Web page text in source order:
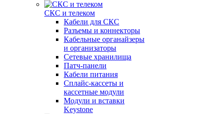
СКС и телеком
Кабели для СКС
Разъемы и коннекторы
Кабельные органайзеры
и организаторы
Сетевые хранилища
Патч-панели
Кабели питания
Сплайс-кассеты и
кассетные модули
Модули и вставки
Keystone